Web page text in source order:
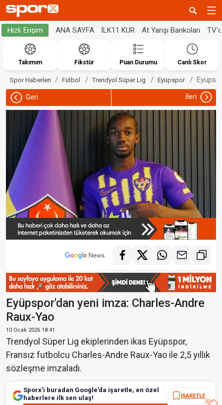
Hızlı Erişim ANA SAYFA İLK11 KUR At Yarışı Bankoları
Takımım Fikstür Puan Durumu Canlı Skor
Spor Haberleri Futbol Trendyol Süper Lig Eyüpspor
Geri İleri
Eyüpspor'dan yeni imza: Charles-Andre
Raux-Yao
10 Ocak 2026 18:41
Trendyol Süper Lig ekiplerinden ikas Eyüpspor,
Fransız futbolcu Charles-Andre Raux-Yao ile 2,5 yıllık
sözleşme imzaladı.
Sporx’i buradan Google’da işaretle, en özel
haberlere ilk sen ulaş!
İŞARETLE